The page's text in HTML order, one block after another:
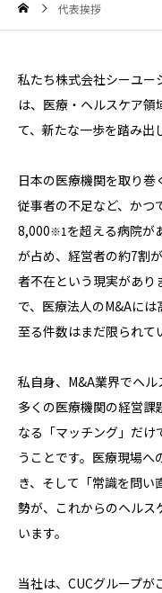
代表挨拶
私たち株式会社シーユー
は、医療・ヘルスケア
て、新たな一歩を踏み出
日本の医療機関を取り
従事者の不足など、かつ
8,000※1 を超える病院が
が占め、経営者の約7割
者不在という現実があり
で、医療法人のM&Aに
至る件数はまだ限られて
私自身、M&A業界でヘ
多くの医療機関の経営
なる「マッチング」だ
うことです。医療現場
き、そして「常識を問
勢が、これからのヘルス
います。
当社は、CUCグループ